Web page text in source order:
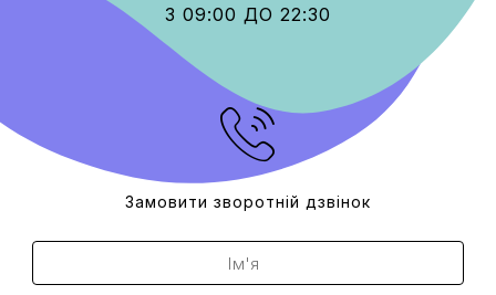
З 09:00 ДО 22:30
Замовити зворотній дзвінок